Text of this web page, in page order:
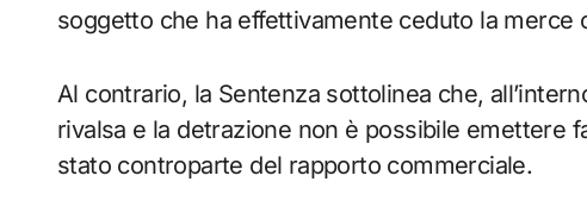
soggetto che ha effettivamente ceduto la merce
Al contrario, la Sentenza sottolinea che,
rivalsa e la detrazione non è possibile emettere
stato controparte del rapporto commerciale.